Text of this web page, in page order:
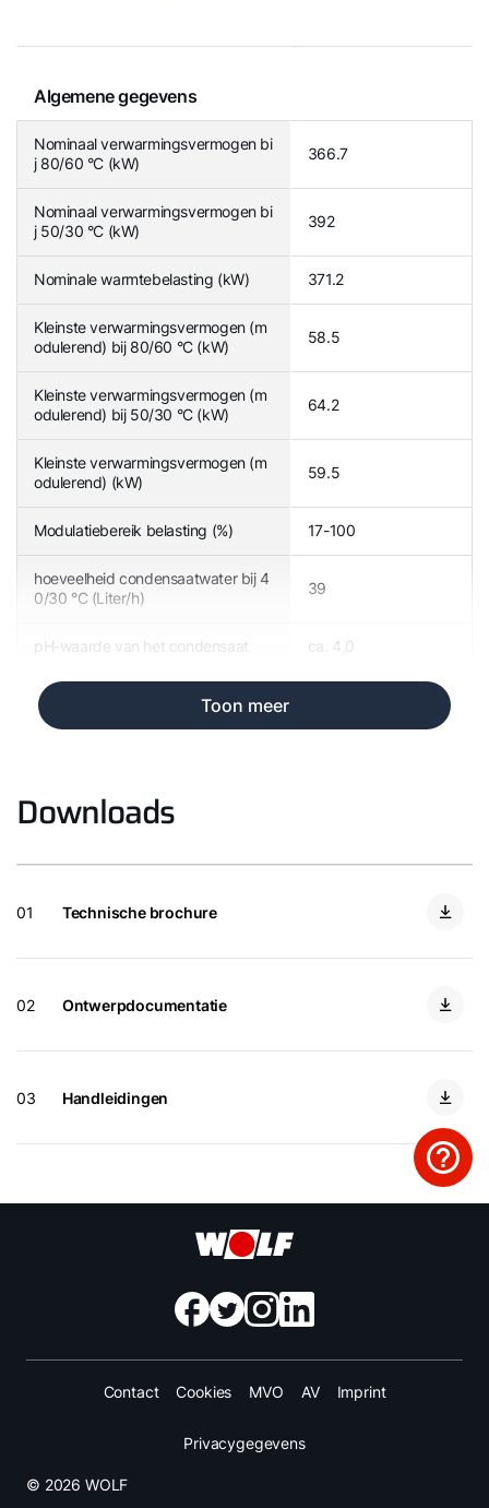
Algemene gegevens
Nominaal verwarmingsvermogen bi
j 80/60 °C (kW)
366.7
Nominaal verwarmingsvermogen bi
j 50/30 °C (kW)
392
Nominale warmtebelasting (kW) 371.2
Kleinste verwarmingsvermogen (m
odulerend) bij 80/60 °C (kW)
58.5
Kleinste verwarmingsvermogen (m
odulerend) bij 50/30 °C (kW)
64.2
Kleinste verwarmingsvermogen (m
odulerend) (kW)
59.5
Modulatiebereik belasting (%) 17-100
hoeveelheid condensaatwater bij 4
0/30 °C (Liter/h)
39
pH-waarde van het condensaat ca. 4,0
Toon meer
Downloads
01 Technische brochure
02 Ontwerpdocumentatie
03 Handleidingen
© 2026 WOLF
Contact Cookies MVO AV Imprint
Privacygegevens